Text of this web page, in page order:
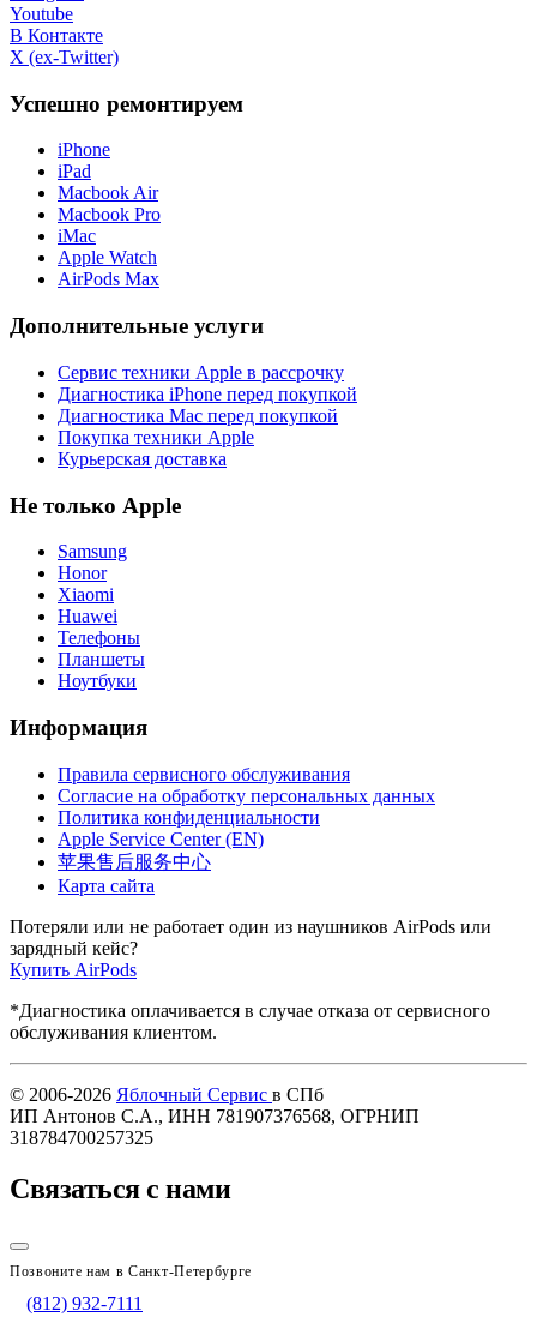
Youtube
В Контакте
X (ex-Twitter)
Успешно ремонтируем
iPhone
iPad
Macbook Air
Macbook Pro
iMac
Apple Watch
AirPods Max
Дополнительные услуги
Сервис техники Apple в рассрочку
Диагностика iPhone перед покупкой
Диагностика Mac перед покупкой
Покупка техники Apple
Курьерская доставка
Не только Apple
Samsung
Honor
Xiaomi
Huawei
Телефоны
Планшеты
Ноутбуки
Информация
Правила сервисного обслуживания
Согласие на обработку персональных данных
Политика конфиденциальности
Apple Service Center (EN)
苹果售后服务中心
Карта сайта
Потеряли или не работает один из наушников AirPods или
зарядный кейс?
Купить AirPods
*Диагностика оплачивается в случае отказа от сервисного
обслуживания клиентом.
© 2006-2026 Яблочный Сервис в СПб
ИП Антонов С.А., ИНН 781907376568, ОГРНИП
318784700257325
Связаться с нами
Позвоните нам в Санкт-Петербурге
(812) 932-7111